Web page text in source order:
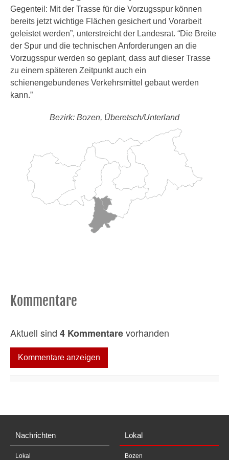
Gegenteil: Mit der Trasse für die Vorzugsspur können
bereits jetzt wichtige Flächen gesichert und Vorarbeit
geleistet werden”, unterstreicht der Landesrat. “Die Breite
der Spur und die technischen Anforderungen an die
Vorzugsspur werden so geplant, dass auf dieser Trasse
zu einem späteren Zeitpunkt auch ein
schienengebundenes Verkehrsmittel gebaut werden
kann.”
Bezirk: Bozen, Überetsch/Unterland
Kommentare
Aktuell sind 4 Kommentarevorhanden
Kommentare anzeigen
Nachrichten
Lokal
Lokal
Bozen